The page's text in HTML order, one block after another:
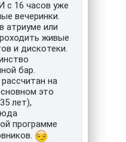
с 16 часов уже
вечеринки.
атриуме или
живые
и дискотеки.
бар.
на
это
лет),
программе